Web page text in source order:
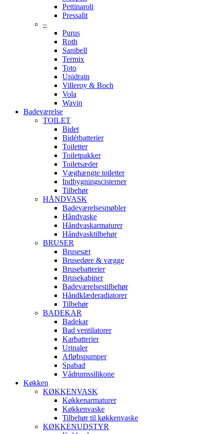
Pettinaroli
Pressalit
–
Purus
Roth
Sanibell
Termix
Toto
Unidrain
Villeroy & Boch
Vola
Wavin
Badeværelse
TOILET
Bidet
Bidétbatterier
Toiletter
Toiletpakker
Toiletsæder
Væghængte toiletter
Indbygningscisterner
Tilbehør
HÅNDVASK
Badeværelsesmøbler
Håndvaske
Håndvaskarmaturer
Håndvasktilbehør
BRUSER
Brusesæt
Brusedøre & vægge
Brusebatterier
Brusekabiner
Badeværelsestilbehør
Håndklæderadiatorer
Tilbehør
BADEKAR
Badekar
Bad ventilatorer
Karbatterier
Urinaler
Afløbspumper
Spabad
Vådrumssilikone
Køkken
KØKKENVASK
Køkkenarmaturer
Køkkenvaske
Tilbehør til køkkenvaske
KØKKENUDSTYR